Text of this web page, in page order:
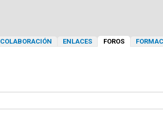
COLABORACIÓN ENLACES FOROS